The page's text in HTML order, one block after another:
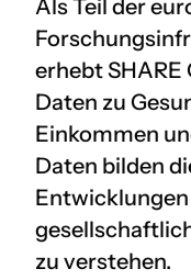
Als Teil der
erhebt
Daten zu
Einkommen
Daten bilden
zu verstehen.